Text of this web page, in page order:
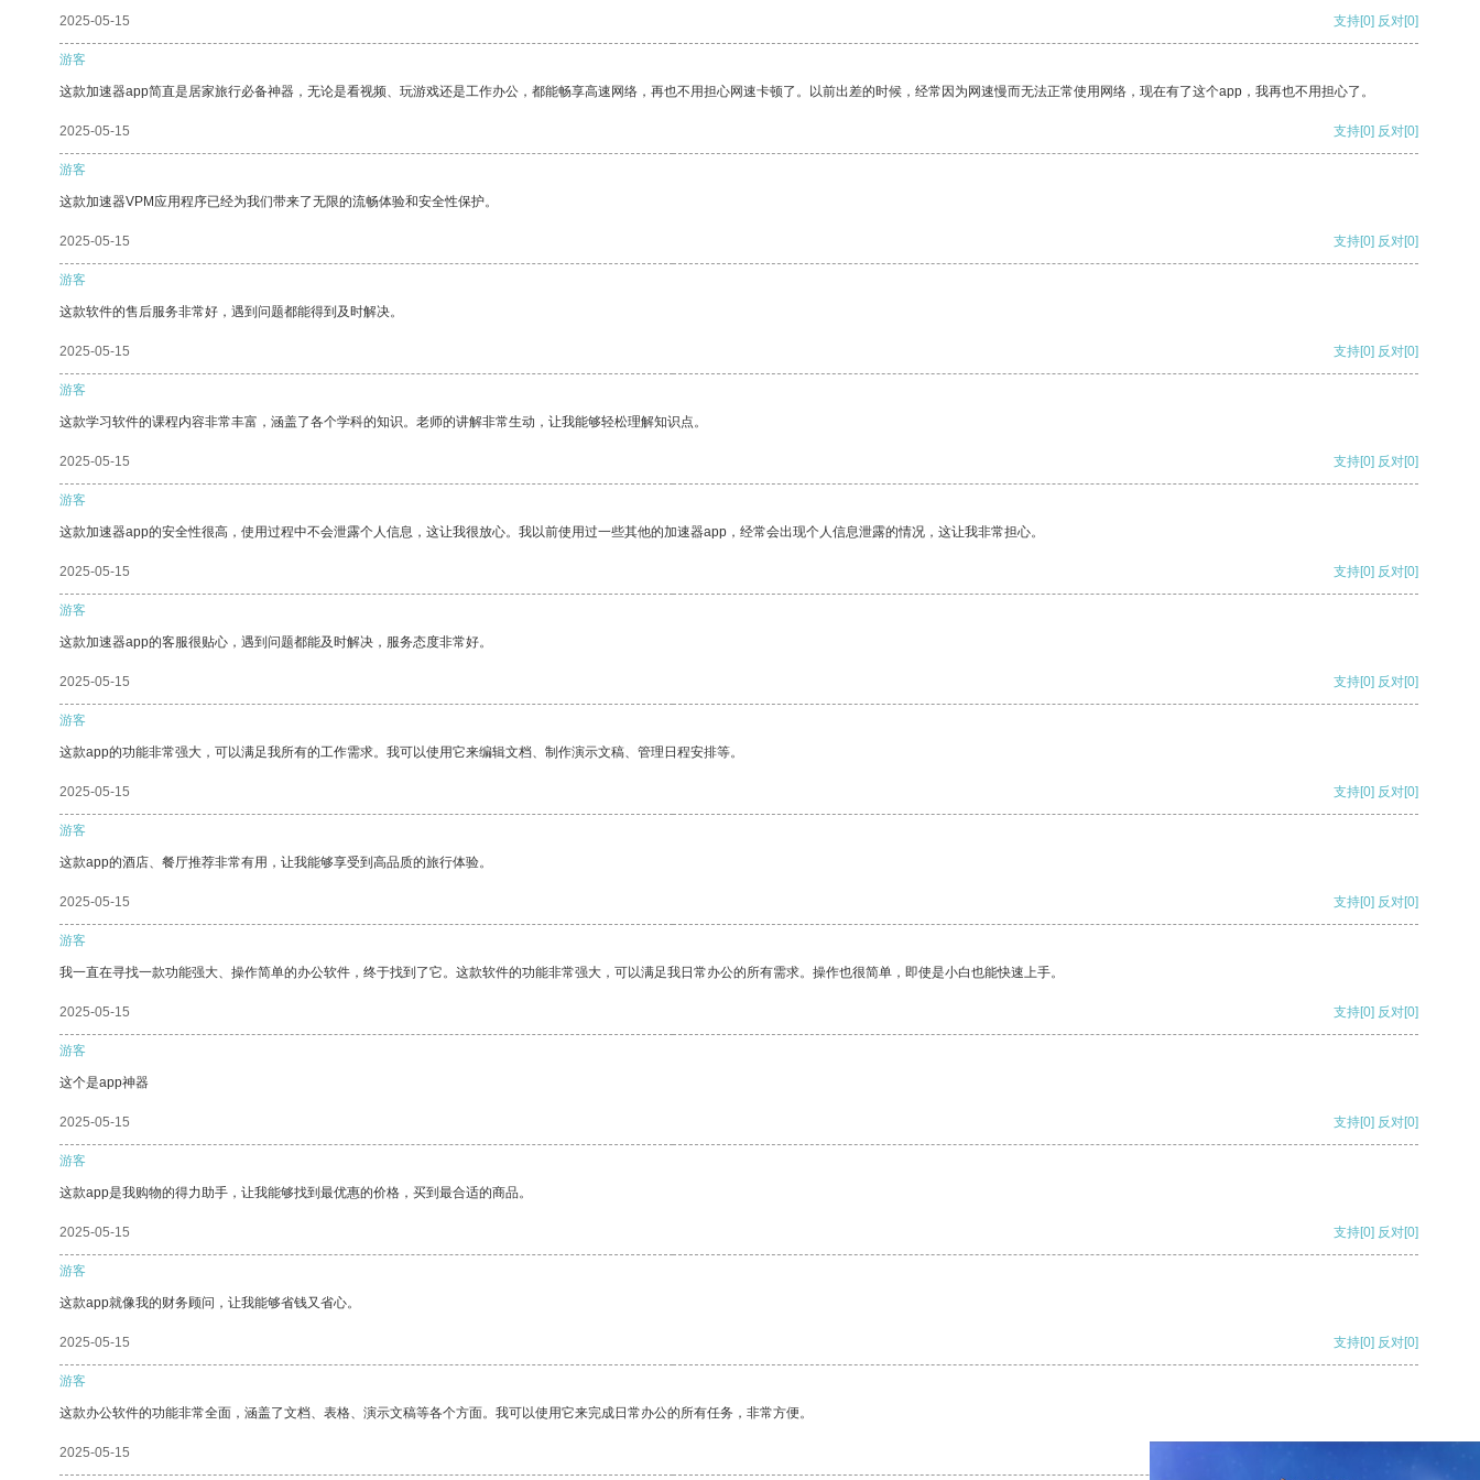
2025-05-15 支持[0] 反对[0]
游客
这款加速器app简直是居家旅行必备神器，无论是看视频、玩游戏还是工作办公，都能畅享高速网络，再也不用担心网速卡顿了。以前出差的时候，经常因为网速慢而无法正常使用网络，现在有了这个app，我再也不用担心了。
2025-05-15 支持[0] 反对[0]
游客
这款加速器VPM应用程序已经为我们带来了无限的流畅体验和安全性保护。
2025-05-15 支持[0] 反对[0]
游客
这款软件的售后服务非常好，遇到问题都能得到及时解决。
2025-05-15 支持[0] 反对[0]
游客
这款学习软件的课程内容非常丰富，涵盖了各个学科的知识。老师的讲解非常生动，让我能够轻松理解知识点。
2025-05-15 支持[0] 反对[0]
游客
这款加速器app的安全性很高，使用过程中不会泄露个人信息，这让我很放心。我以前使用过一些其他的加速器app，经常会出现个人信息泄露的情况，这让我非常担心。
2025-05-15 支持[0] 反对[0]
游客
这款加速器app的客服很贴心，遇到问题都能及时解决，服务态度非常好。
2025-05-15 支持[0] 反对[0]
游客
这款app的功能非常强大，可以满足我所有的工作需求。我可以使用它来编辑文档、制作演示文稿、管理日程安排等。
2025-05-15 支持[0] 反对[0]
游客
这款app的酒店、餐厅推荐非常有用，让我能够享受到高品质的旅行体验。
2025-05-15 支持[0] 反对[0]
游客
我一直在寻找一款功能强大、操作简单的办公软件，终于找到了它。这款软件的功能非常强大，可以满足我日常办公的所有需求。操作也很简单，即使是小白也能快速上手。
2025-05-15 支持[0] 反对[0]
游客
这个是app神器
2025-05-15 支持[0] 反对[0]
游客
这款app是我购物的得力助手，让我能够找到最优惠的价格，买到最合适的商品。
2025-05-15 支持[0] 反对[0]
游客
这款app就像我的财务顾问，让我能够省钱又省心。
2025-05-15 支持[0] 反对[0]
游客
这款办公软件的功能非常全面，涵盖了文档、表格、演示文稿等各个方面。我可以使用它来完成日常办公的所有任务，非常方便。
2025-05-15